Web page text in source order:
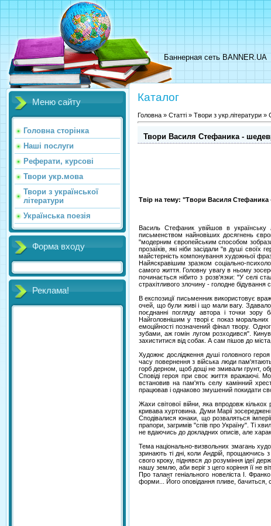
Баннерная сеть BANNER.UA
Меню сайту
Головна сторінка
Наші послуги
Реферати, курсові
Твори укр.мова
Твори з української
літератури
Українська поезія
Форма входу
Реклама!
Каталог
Головна » Статті » Твори з укр.літератури »
Твори Василя Стефаника -
Твір на тему: "Твори Василя Стефаника
Василь Стефаник увійшов в
письменством найновіших досягнень
"модерним європейським способом
прозаїків, які ніби засідали "в душі
майстерність компонування художньої
Найяскравішим зразком соціально-
самого життя. Головну увагу в ньому
починається нібито з розв'язки: "У селі
страхітливого злочину - голодне бідування
В експозиції письменник використовує
очей, що були живі і що мали вагу.
поєднанні погляду автора і точки зору
Найголовнішим у творі є показ моральних
емоційності позначений фінал твору.
зубами, аж гомін лугом розходився".
захиститися від собак. А сам пішов до
Художнє дослідження душі головного
часу повернення з війська люди
горб дерном, щоб дощі не змивали грунт,
Сповіді героя при своє життя вражаючі.
встановив на пам'ять селу камінний
працював і однаково змушений покидати
Жахи світової війни, яка впродовж
кривава хуртовина. Думи Марії
Сподівалися юнаки, що розваляться
прапори, загримів "спів про Україну". Ті
не вдаючись до докладних описів, але
Тема національно-визвольних змагань
зринають ті дні, коли Андрій,
свого кроку, піднявся до розуміння ідеї
нашу землю, аби веріг з цего коріння її не
Про талант геніального новеліста І.
форми... Його оповідання пливе,